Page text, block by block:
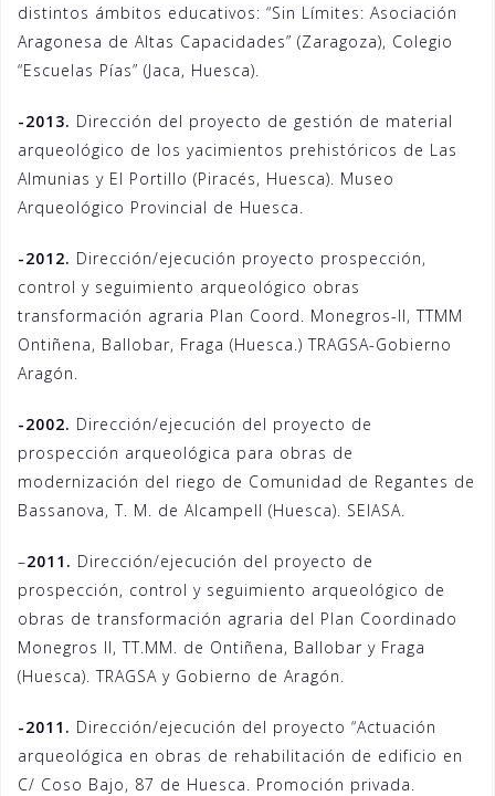
distintos ámbitos educativos: “Sin Límites: Asociación
Aragonesa de Altas Capacidades” (Zaragoza), Colegio
“Escuelas Pías” (Jaca, Huesca).
-2013. Dirección del proyecto de gestión de material
arqueológico de los yacimientos prehistóricos de Las
Almunias y El Portillo (Piracés, Huesca). Museo
Arqueológico Provincial de Huesca.
-2012. Dirección/ejecución proyecto prospección,
control y seguimiento arqueológico obras
transformación agraria Plan Coord. Monegros-II, TTMM
Ontiñena, Ballobar, Fraga (Huesca.) TRAGSA-Gobierno
Aragón.
-2002. Dirección/ejecución del proyecto de
prospección arqueológica para obras de
modernización del riego de Comunidad de Regantes de
Bassanova, T. M. de Alcampell (Huesca). SEIASA.
–2011. Dirección/ejecución del proyecto de
prospección, control y seguimiento arqueológico de
obras de transformación agraria del Plan Coordinado
Monegros II, TT.MM. de Ontiñena, Ballobar y Fraga
(Huesca). TRAGSA y Gobierno de Aragón.
-2011. Dirección/ejecución del proyecto “Actuación
arqueológica en obras de rehabilitación de edificio en
C/ Coso Bajo, 87 de Huesca. Promoción privada.